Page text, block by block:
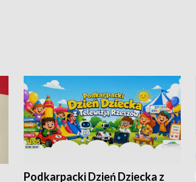
Podkarpacki Dzień Dziecka z